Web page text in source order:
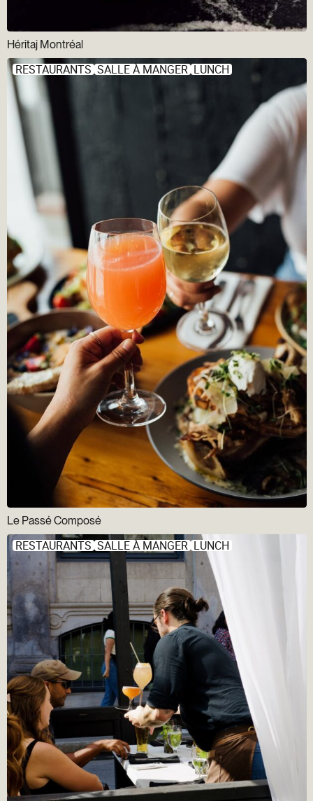
Héritaj Montréal
RESTAURANTS SALLE À MANGER LUNCH
Le Passé Composé
RESTAURANTS SALLE À MANGER LUNCH